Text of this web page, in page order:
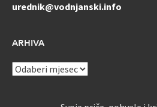
urednik@vodnjanski.info
ARHIVA
ARHIVA